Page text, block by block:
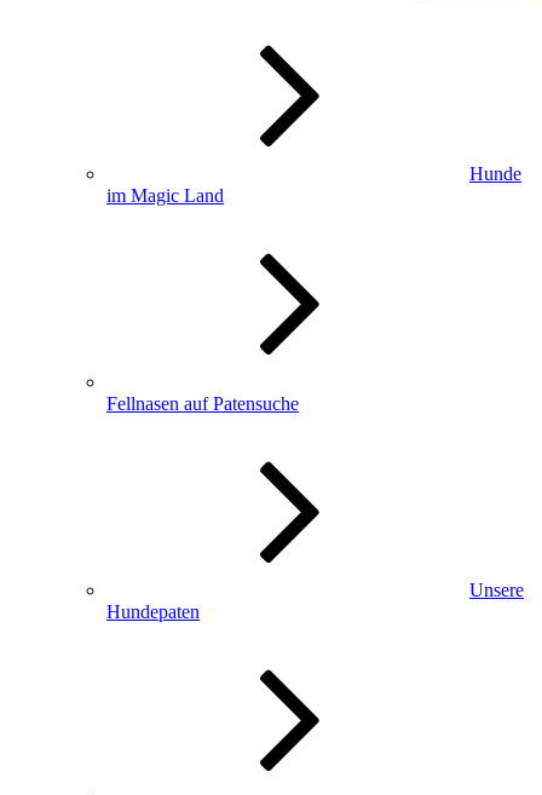
Hunde
im Magic Land
Fellnasen auf Patensuche
Unsere
Hundepaten